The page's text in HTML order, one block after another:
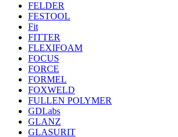
FELDER
FESTOOL
Fit
FITTER
FLEXIFOAM
FOCUS
FORCE
FORMEL
FOXWELD
FULLEN POLYMER
GDLabs
GLANZ
GLASURIT